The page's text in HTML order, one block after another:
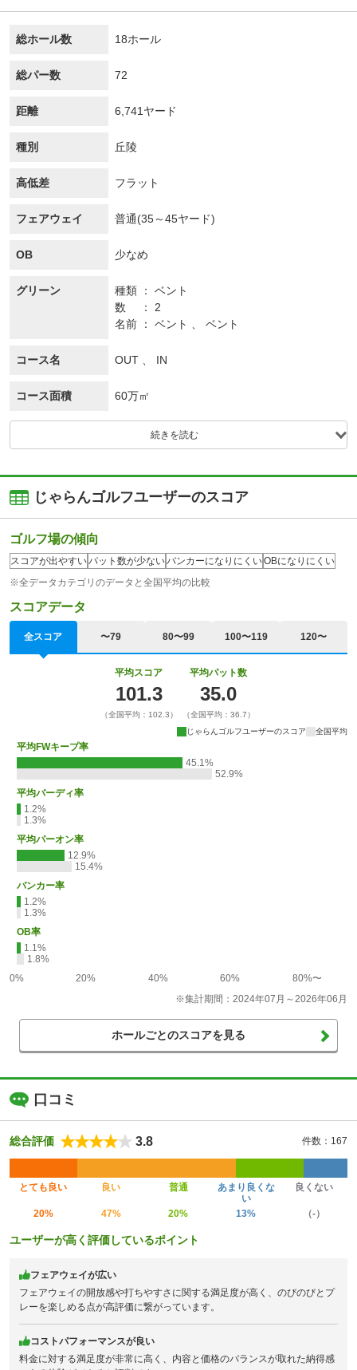
総ホール数 18ホール
総パー数 72
距離 6,741ヤード
種別 丘陵
高低差 フラット
フェアウェイ 普通(35～45ヤード)
OB 少なめ
グリーン 種類
ベント
数
2
名前
ベント 、 ベント
コース名 OUT 、 IN
コース面積 60万㎡
続きを読む
じゃらんゴルフユーザーのスコア
ゴルフ場の傾向
スコアが出やすいパット数が少ないバンカーになりにくいOBになりにくい
※全データカテゴリのデータと全国平均の比較
スコアデータ
全スコア 〜79 80〜99 100〜119 120〜
平均スコア
101.3
（全国平均：102.3）
平均パット数
35.0
（全国平均：36.7）
じゃらんゴルフユーザーのスコア
全国平均
平均FWキープ率
45.1%
52.9%
平均バーディ率
1.2%
1.3%
平均パーオン率
12.9%
15.4%
バンカー率
1.2%
1.3%
OB率
1.1%
1.8%
0%
20% 40% 60%
80%〜
※集計期間：2024年07月～2026年06月
ホールごとのスコアを見る
口コミ
総合評価 3.8 件数：167
とても良い 良い 普通
あまり良くな
い
良くない
20% 47% 20% 13% （-）
ユーザーが高く評価しているポイント
フェアウェイが広い
フェアウェイの開放感や打ちやすさに関する満足度が高く、のびのびとプ
レーを楽しめる点が高評価に繋がっています。
コストパフォーマンスが良い
料金に対する満足度が非常に高く、内容と価格のバランスが取れた納得感